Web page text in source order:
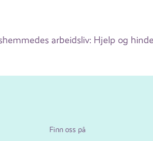
arbeidsliv: Hjelp og
Finn oss på